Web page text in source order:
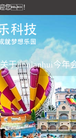
您！
关于jinnianhui今年